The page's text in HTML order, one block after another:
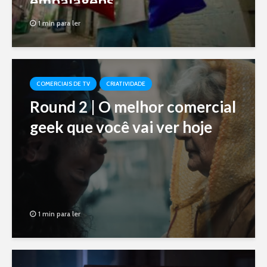
1 min para ler
COMERCIAIS DE TV CRIATIVIDADE
Round 2 | O melhor comercial
geek que você vai ver hoje
1 min para ler